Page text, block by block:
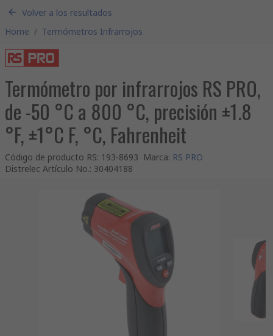
Volver a los resultados
Home / Termómetros Infrarrojos
Termómetro por infrarrojos RS PRO,
de -50 °C a 800 °C, precisión ±1.8
°F, ±1°C F, °C, Fahrenheit
Código de producto RS: 193-8693 Marca: RS PRO
Distrelec Artículo No.: 30404188